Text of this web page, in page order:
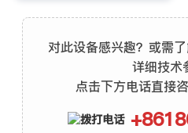
对此设备感兴趣？或需
详细技术
点击下方电话直接